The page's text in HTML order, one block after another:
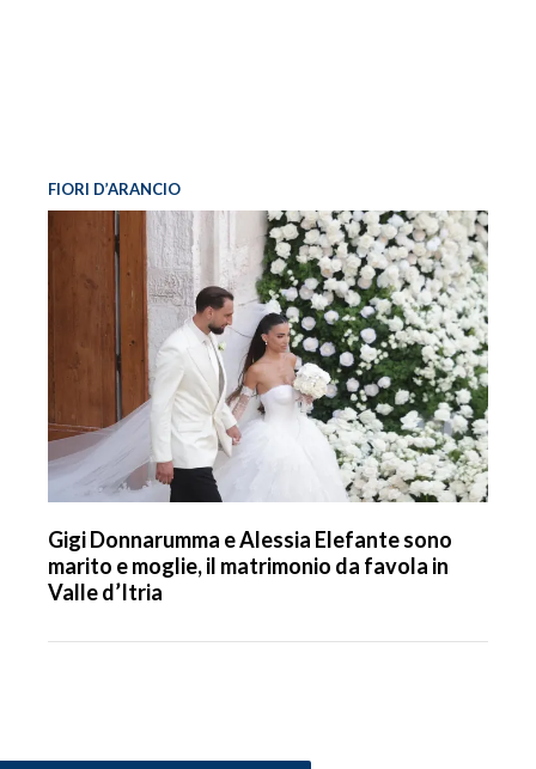
FIORI D’ARANCIO
Gigi Donnarumma e Alessia Elefante sono
marito e moglie, il matrimonio da favola in
Valle d’Itria